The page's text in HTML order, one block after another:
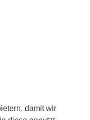
damit wir